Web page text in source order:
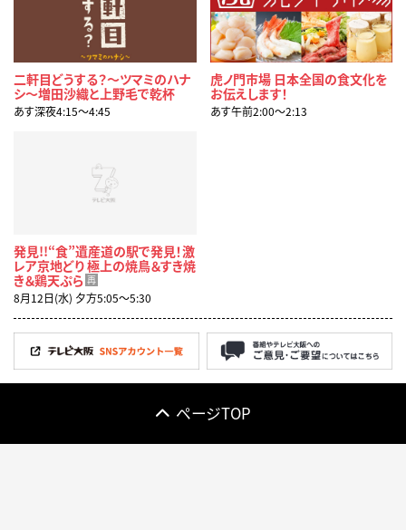
二軒目どうする？～ツマミのハナ
シ～増田沙織と上野毛で乾杯
あす深夜4:15〜4:45
虎ノ門市場 日本全国の食文化を
お伝えします！
あす午前2:00〜2:13
発見!!“食”遺産道の駅で発見！激
レア京地どり 極上の焼鳥＆すき焼
き＆鶏天ぷら 再
8月12日(水) 夕方5:05〜5:30
ページTOP